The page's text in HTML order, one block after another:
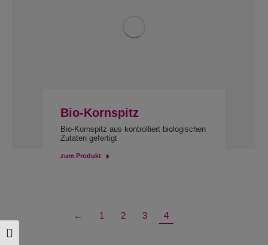
Toggle High Contrast
Bio-Kornspitz
Bio-Kornspitz aus kontrolliert biologischen
Zutaten gefertigt
zum Produkt
← 1 2 3 4